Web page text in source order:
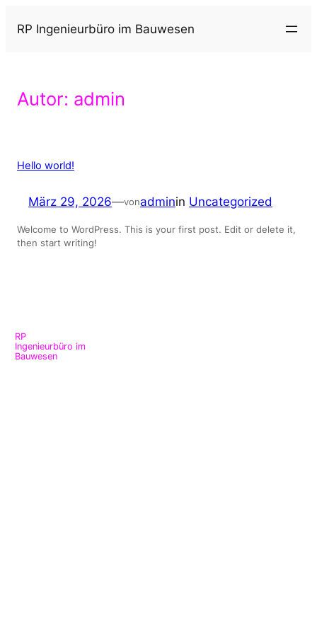
Inhalt
RP Ingenieurbüro im Bauwesen
Autor: admin
Hello world!
März 29, 2026—vonadminin Uncategorized
Welcome to WordPress. This is your first post. Edit or delete it,
then start writing!
RP
Ingenieurbüro im
Bauwesen